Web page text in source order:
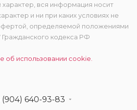
вся информация носит
и ни при каких условиях не
определяемой положениями
Гражданского кодекса РФ
об использовании cookie.
(904) 640-93-83